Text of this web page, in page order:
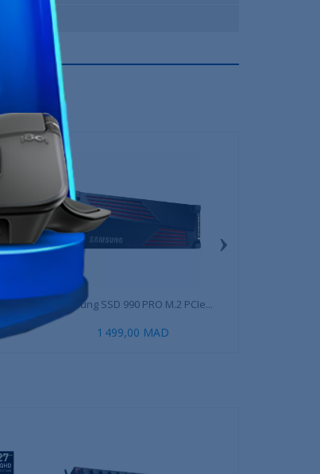
Samsung SSD 990 PRO M.2 PCIe...
1 499,00 MAD
›